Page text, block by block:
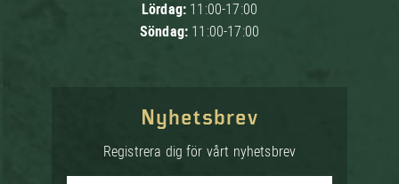
Lördag: 11:00-17:00
Söndag: 11:00-17:00
Nyhetsbrev
Registrera dig för vårt nyhetsbrev